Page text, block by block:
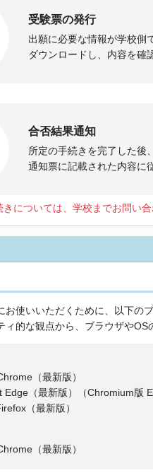
受験票の発行
出願に必要な情報が学校側
ダウンロードし、内容を確
合否結果通知
所定の手続きを完了した後
通知票に記載された内容に
については、学校までお問い合
お使いいただくために、以下の
ィ的な観点から、ブラウザや
（最新版）
Edge（最新版）（Chromium版
（最新版）
（最新版）